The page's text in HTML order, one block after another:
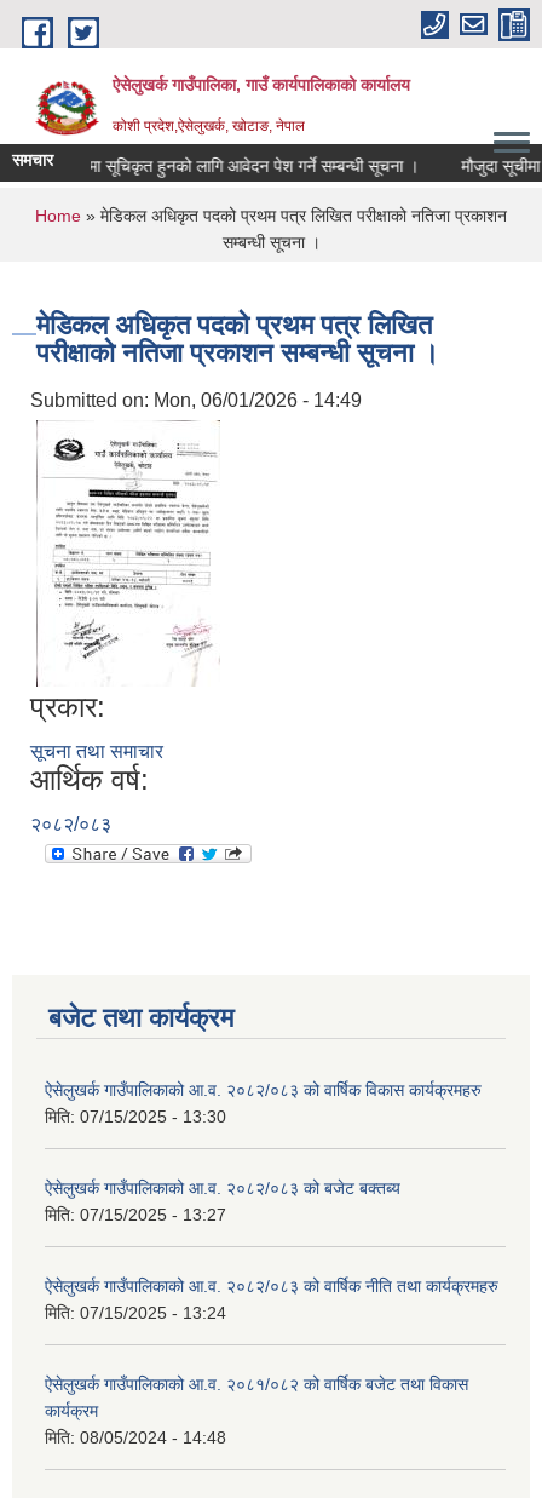
Skip to main content
ऐसेलुखर्क गाउँपालिका, गाउँ कार्यपालिकाको कार्यालय
कोशी प्रदेश,ऐसेलुखर्क, खोटाङ, नेपाल
समचार
विषय विज्ञमा सूचिकृत हुनको लागि आवेदन पेश गर्ने सम्बन्धी सूचना । मौजुदा सूचीमा
You are here
Home » मेडिकल अधिकृत पदको प्रथम पत्र लिखित परीक्षाको नतिजा प्रकाशन
सम्बन्धी सूचना ।
मेडिकल अधिकृत पदको प्रथम पत्र लिखित
परीक्षाको नतिजा प्रकाशन सम्बन्धी सूचना ।
Submitted on: Mon, 06/01/2026 - 14:49
प्रकार:
सूचना तथा समाचार
आर्थिक वर्ष:
२०८२/०८३
बजेट तथा कार्यक्रम
ऐसेलुखर्क गाउँपालिकाको आ.व. २०८२/०८३ को वार्षिक विकास कार्यक्रमहरु
मिति: 07/15/2025 - 13:30
ऐसेलुखर्क गाउँपालिकाको आ.व. २०८२/०८३ को बजेट बक्तब्य
मिति: 07/15/2025 - 13:27
ऐसेलुखर्क गाउँपालिकाको आ.व. २०८२/०८३ को वार्षिक नीति तथा कार्यक्रमहरु
मिति: 07/15/2025 - 13:24
ऐसेलुखर्क गाउँपालिकाको आ.व. २०८१/०८२ को वार्षिक बजेट तथा विकास
कार्यक्रम
मिति: 08/05/2024 - 14:48